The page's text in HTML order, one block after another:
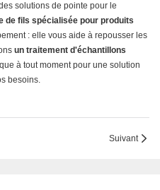
solutions de pointe pour le
de fils spécialisée pour produits
: elle vous aide à repousser les
un traitement d'échantillons
à tout moment pour une solution
besoins.
Suivant